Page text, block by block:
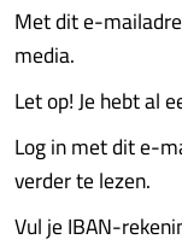
Met dit e-
media.
Let op! Je hebt al
Log in met dit e-
verder te lezen.
Vul je IBAN-